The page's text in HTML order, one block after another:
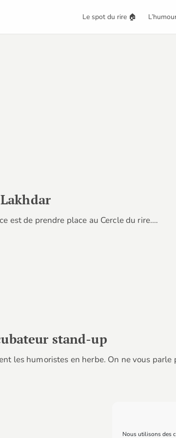
Nous utilisons des
Le spot du rire 🏠
est de prendre place au Cercle du rire.…
stand-up
les humoristes en herbe. On ne vous parle